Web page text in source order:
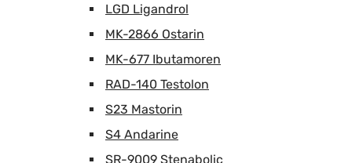
LGD Ligandrol
MK-2866 Ostarin
MK-677 Ibutamoren
RAD-140 Testolon
S23 Mastorin
S4 Andarine
SR-9009 Stenabolic